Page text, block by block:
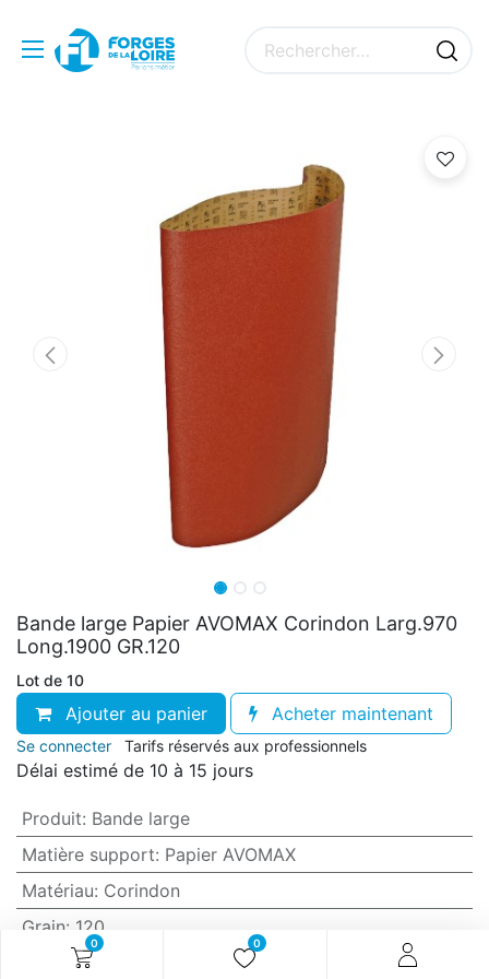
0 0
Bande large Papier AVOMAX Corindon Larg.970
Long.1900 GR.120
Lot de 10
Ajouter au panier Acheter maintenant
Se connecter Tarifs réservés aux professionnels
Délai estimé de 10 à 15 jours
Produit: Bande large
Matière support: Papier AVOMAX
Matériau: Corindon
Grain: 120
Anti-encrassement